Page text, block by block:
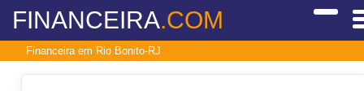
FINANCEIRA.COM
Financeira em Rio Bonito-RJ